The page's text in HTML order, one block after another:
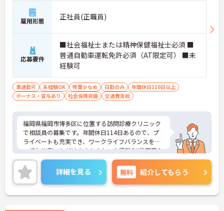
雇用形態 正社員(正職員)
応募要件
■社会福祉士または精神保健福祉士必須 ■
普通自動車運転免許必須（AT限定可） ■未
経験可
車通勤可 未経験OK 残業少なめ 日勤のみ
年間休日110日以上
ボーナス・賞与あり
社会保険完備 交通費支給
福岡県福岡市博多区に位置する訪問診療クリニック
で相談員の募集です。年間休日114日あるので、プ
ライベートも充実でき、ワークライフバランスを保
ってお仕事いただけます！また、未経験OK◎丁寧な
サポートがあるので安心です♪ご興味のある方はご
面接のポイントお伝えしますのでご気軽にお問い合
わせください。
詳細を見る 無料 紹介してもらう